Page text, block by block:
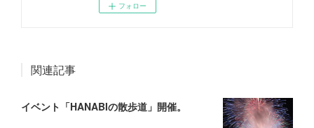
フォロー
関連記事
イベント「HANABIの散歩道」開催。